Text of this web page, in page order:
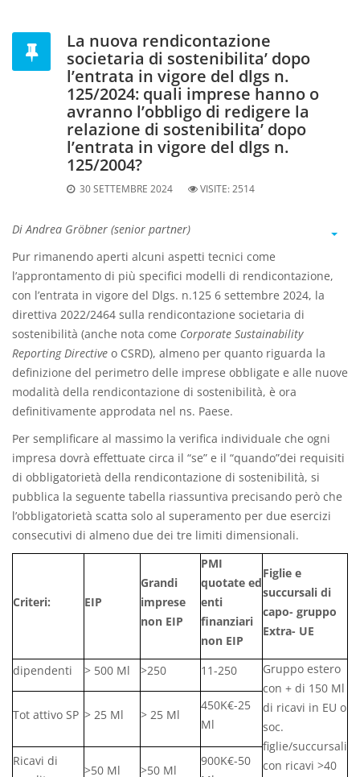
La nuova rendicontazione
societaria di sostenibilita’ dopo
l’entrata in vigore del dlgs n.
125/2024: quali imprese hanno o
avranno l’obbligo di redigere la
relazione di sostenibilita’ dopo
l’entrata in vigore del dlgs n.
125/2004?
30 SETTEMBRE 2024 VISITE:2514
Di Andrea Gröbner (senior partner)
Pur rimanendo aperti alcuni aspetti tecnici come
l’approntamento di più specifici modelli di rendicontazione,
con l’entrata in vigore del Dlgs. n.125 6 settembre 2024, la
direttiva 2022/2464 sulla rendicontazione societaria di
sostenibilità (anche nota come Corporate Sustainability
Reporting Directive o CSRD), almeno per quanto riguarda la
definizione del perimetro delle imprese obbligate e alle nuove
modalità della rendicontazione di sostenibilità, è ora
definitivamente approdata nel ns. Paese.
Per semplificare al massimo la verifica individuale che ogni
impresa dovrà effettuate circa il “se” e il “quando”dei requisiti
di obbligatorietà della rendicontazione di sostenibilità, si
pubblica la seguente tabella riassuntiva precisando però che
l’obbligatorietà scatta solo al superamento per due esercizi
consecutivi di almeno due dei tre limiti dimensionali.
Criteri: EIP
Grandi
imprese
non EIP
PMI
quotate ed
enti
finanziari
non EIP
Figlie e
succursali di
capo- gruppo
Extra- UE
dipendenti > 500 Ml >250 11-250
Gruppo estero
con + di 150 Ml
di ricavi in EU o
soc.
figlie/succursali
con ricavi >40
Tot attivo SP > 25 Ml > 25 Ml
450K€-25
Ml
Ricavi di
>50 Ml >50 Ml
900K€-50